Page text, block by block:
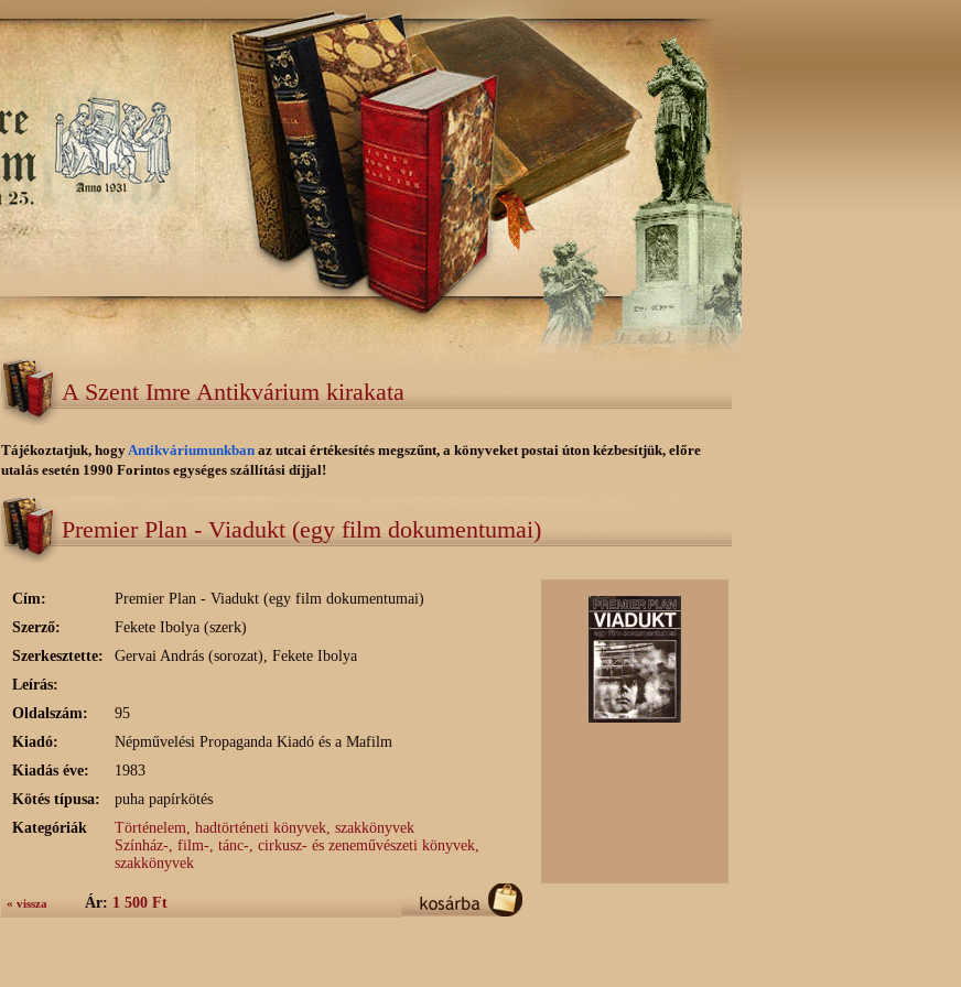
A Szent Imre Antikvárium kirakata
Tájékoztatjuk, hogyAntikváriumunkban az utcai értékesítés megszűnt, a könyveket postai úton kézbesítjük, előre
utalás esetén 1990 Forintos egységes szállítási díjjal!
Premier Plan - Viadukt (egy film dokumentumai)
Cím:
Premier Plan - Viadukt (egy film dokumentumai)
Szerző:
Fekete Ibolya (szerk)
Szerkesztette:
Gervai András (sorozat), Fekete Ibolya
Leírás:
Oldalszám:
95
Kiadó:
Népművelési Propaganda Kiadó és a Mafilm
Kiadás éve:
1983
Kötés típusa:
puha papírkötés
Kategóriák
Történelem, hadtörténeti könyvek, szakkönyvek
Színház-, film-, tánc-, cirkusz- és zeneművészeti könyvek,
szakkönyvek
« vissza Ár: 1 500 Ft